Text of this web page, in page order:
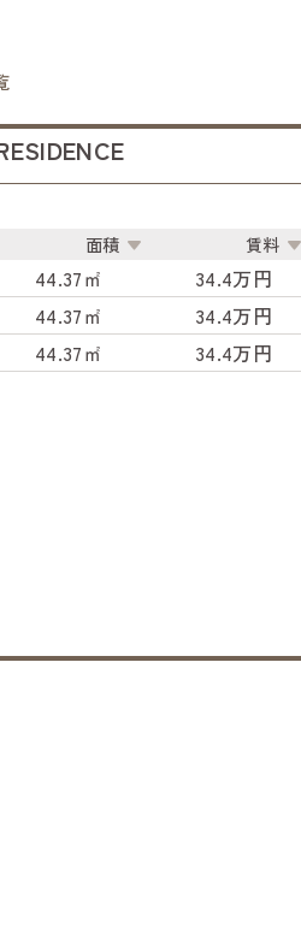
面積 賃料
44.37㎡ 34.4万円
44.37㎡ 34.4万円
44.37㎡ 34.4万円